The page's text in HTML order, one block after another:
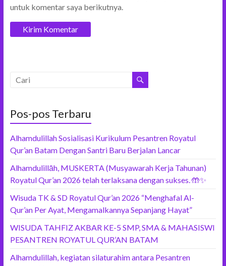
untuk komentar saya berikutnya.
Pos-pos Terbaru
Alhamdulillah Sosialisasi Kurikulum Pesantren Royatul
Qur’an Batam Dengan Santri Baru Berjalan Lancar
Alhamdulillāh, MUSKERTA (Musyawarah Kerja Tahunan)
Royatul Qur’an 2026 telah terlaksana dengan sukses. 🤲✨
Wisuda TK & SD Royatul Qur’an 2026 “Menghafal Al-
Qur’an Per Ayat, Mengamalkannya Sepanjang Hayat”
WISUDA TAHFIZ AKBAR KE-5 SMP, SMA & MAHASISWI
PESANTREN ROYATUL QUR’AN BATAM
Alhamdulillah, kegiatan silaturahim antara Pesantren